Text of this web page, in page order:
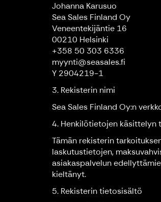
Johanna Karusuo
Sea Sales Finland Oy
Veneentekijäntie 16
00210 Helsinki
+358 50 303 6336
myynti@seasales.fi
Y 2904219-1
3. Rekisterin nimi
Sea Sales Finland Oy:n
4. Henkilötietojen
Tämän rekisterin
laskutustietojen,
asiakaspalvelun
kieltänyt.
5. Rekisterin tietosisältö